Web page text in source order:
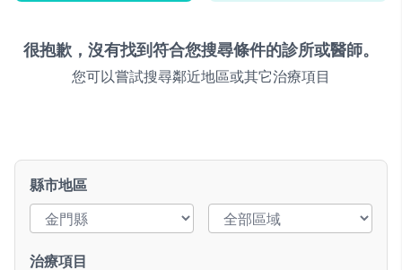
很抱歉，沒有找到符合您搜尋條件的診所或醫師。
您可以嘗試搜尋鄰近地區或其它治療項目
縣市地區
治療項目